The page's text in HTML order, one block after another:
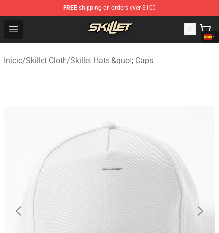
FREE shipping on orders over $100
Open menu
Skillet Shop - Official Skillet Merchandise Store
Inicio/Skillet Cloth/Skillet Hats &quot; Caps